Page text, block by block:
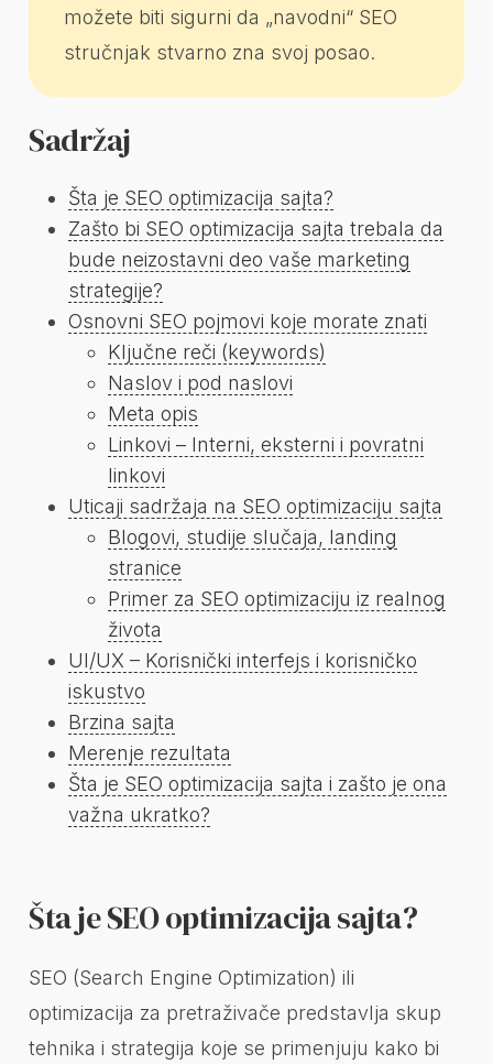
možete biti sigurni da „navodni“ SEO
stručnjak stvarno zna svoj posao.
Sadržaj
Šta je SEO optimizacija sajta?
Zašto bi SEO optimizacija sajta trebala da
bude neizostavni deo vaše marketing
strategije?
Osnovni SEO pojmovi koje morate znati
Ključne reči (keywords)
Naslov i pod naslovi
Meta opis
Linkovi – Interni, eksterni i povratni
linkovi
Uticaji sadržaja na SEO optimizaciju sajta
Blogovi, studije slučaja, landing
stranice
Primer za SEO optimizaciju iz realnog
života
UI/UX – Korisnički interfejs i korisničko
iskustvo
Brzina sajta
Merenje rezultata
Šta je SEO optimizacija sajta i zašto je ona
važna ukratko?
Šta je SEO optimizacija sajta?
SEO (Search Engine Optimization) ili
optimizacija za pretraživače predstavlja skup
tehnika i strategija koje se primenjuju kako bi